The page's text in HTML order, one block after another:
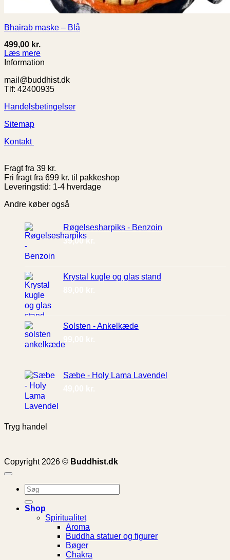
Bhairab maske – Blå
499,00 kr.
Læs mere
Information
mail@buddhist.dk
Tlf: 42400935
Handelsbetingelser
Sitemap
Kontakt
Fragt fra 39 kr.
Fri fragt fra 699 kr. til pakkeshop
Leveringstid: 1-4 hverdage
Andre køber også
Røgelsesharpiks - Benzoin
39,00kr.
Krystal kugle og glas stand
Solsten - Ankelkæde
Sæbe - Holy Lama Lavendel
Tryg handel
Copyright 2026 © Buddhist.dk
Søg
efter:
Shop
Spiritualitet
Aroma
Buddha statuer og figurer
Bøger
Chakra